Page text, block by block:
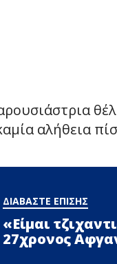
αλήθεια
ΔΙΑΒΑΣΤΕ ΕΠΙΣΗΣ
«Είμαι
27χρονος